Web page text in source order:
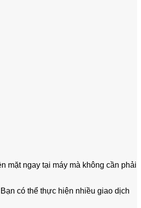
mặt ngay tại máy mà không cần phải
có thể thực hiện nhiều giao dịch